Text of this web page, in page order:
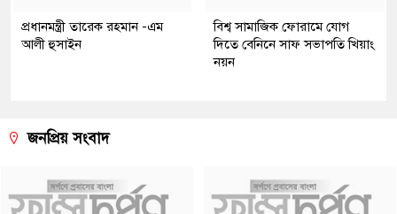
প্রধানমন্ত্রী তারেক রহমান -এম
আলী হুসাইন
বিশ্ব সামাজিক ফোরামে যোগ
দিতে বেনিনে সাফ সভাপতি খিয়াং
নয়ন
জনপ্রিয় সংবাদ